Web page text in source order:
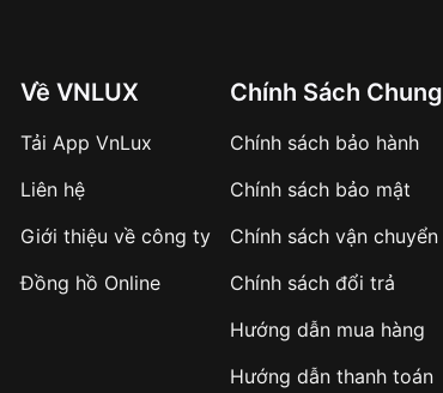
Về VNLUX
Tải App VnLux
Liên hệ
Giới thiệu về công ty
Đồng hồ Online
Chính Sách Chung
Chính sách bảo hành
Chính sách bảo mật
Chính sách vận chuyển
Chính sách đổi trả
Hướng dẫn mua hàng
Hướng dẫn thanh toán